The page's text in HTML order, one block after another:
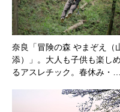
奈良「冒険の森 やまぞえ（
添）」。大人も子供も楽しめ
るアスレチック。春休み・…